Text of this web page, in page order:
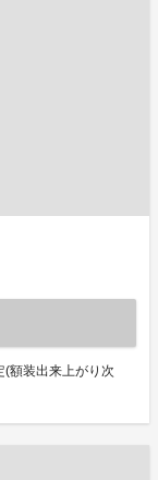
(額装出来上がり次